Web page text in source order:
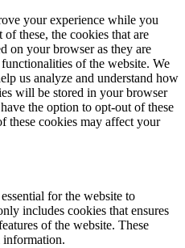
your experience while you
these, the cookies that are
on your browser as they are
of the website. We
us analyze and understand how
will be stored in your browser
the option to opt-out of these
these cookies may affect your
for the website to
includes cookies that ensures
of the website. These
information.